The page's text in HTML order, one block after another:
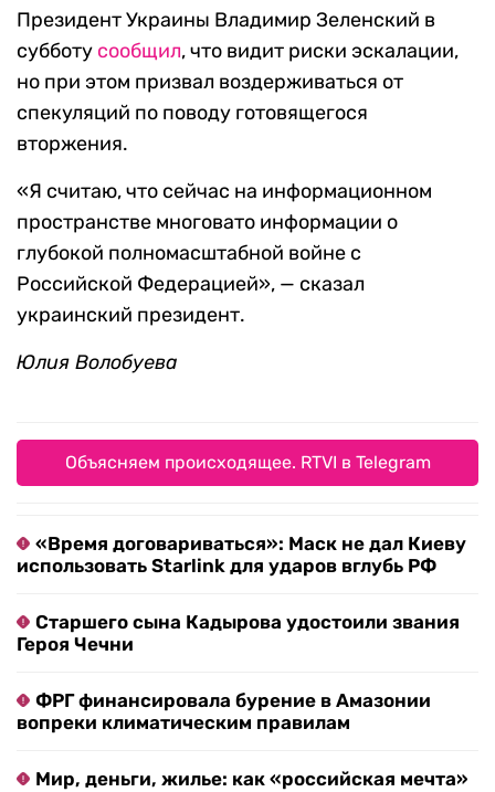
Президент Украины Владимир Зеленский в
субботу сообщил, что видит риски эскалации,
но при этом призвал воздерживаться от
спекуляций по поводу готовящегося
вторжения.
«Я считаю, что сейчас на информационном
пространстве многовато информации о
глубокой полномасштабной войне с
Российской Федерацией», — сказал
украинский президент.
Юлия Волобуева
Объясняем происходящее. RTVI в Telegram
«Время договариваться»: Маск не дал Киеву
использовать Starlink для ударов вглубь РФ
Старшего сына Кадырова удостоили звания
Героя Чечни
ФРГ финансировала бурение в Амазонии
вопреки климатическим правилам
Мир, деньги, жилье: как «российская мечта»